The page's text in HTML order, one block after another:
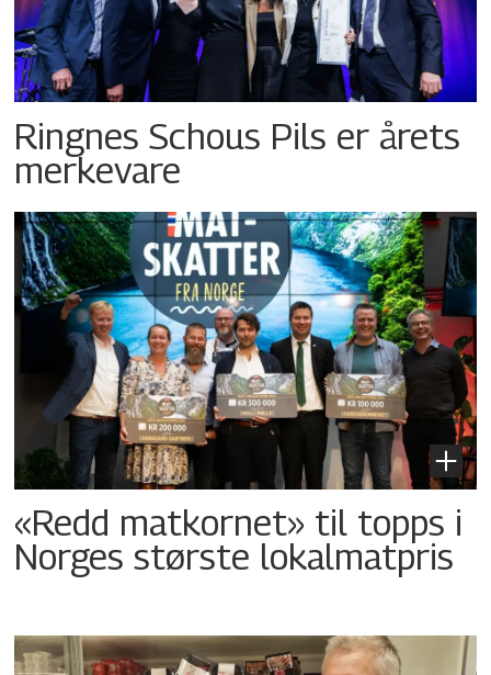
Ringnes Schous Pils er årets
merkevare
«Redd matkornet» til topps i
Norges største lokalmatpris